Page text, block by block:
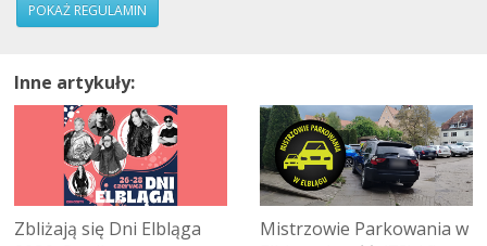
POKAŻ REGULAMIN
Inne artykuły:
Zbliżają się Dni Elbląga
Mistrzowie Parkowania w